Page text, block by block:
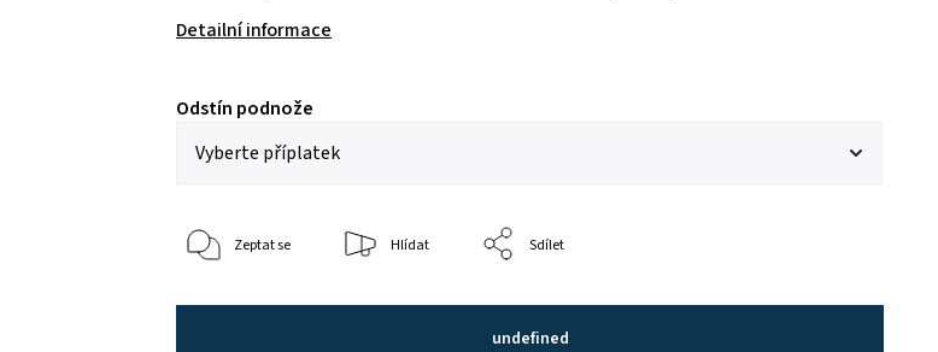
Detailní informace
Odstín podnože
Zeptat se Hlídat Sdílet
undefined